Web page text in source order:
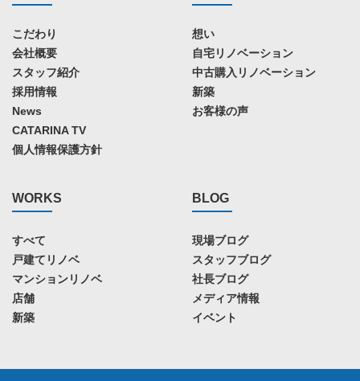
こだわり
会社概要
スタッフ紹介
採用情報
News
CATARINA TV
個人情報保護方針
想い
自宅リノベーション
中古購入リノベーション
新築
お客様の声
WORKS
すべて
戸建てリノベ
マンションリノベ
店舗
新築
BLOG
現場ブログ
スタッフブログ
社長ブログ
メディア情報
イベント